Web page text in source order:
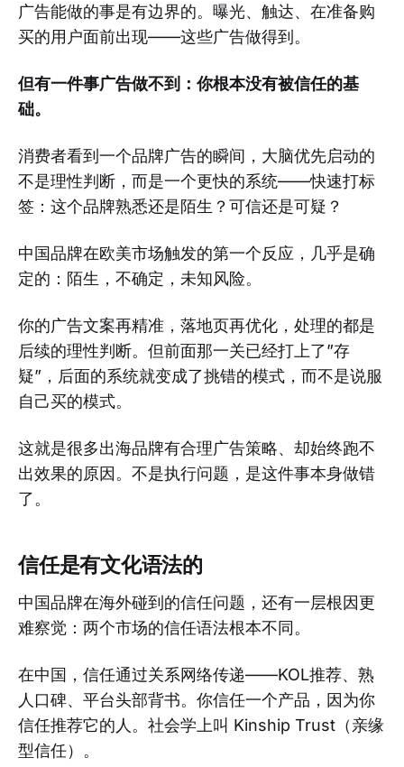
广告能做的事是有边界的。曝光、触达、在准备购
买的用户面前出现——这些广告做得到。
但有一件事广告做不到：你根本没有被信任的基
础。
消费者看到一个品牌广告的瞬间，大脑优先启动的
不是理性判断，而是一个更快的系统——快速打标
签：这个品牌熟悉还是陌生？可信还是可疑？
中国品牌在欧美市场触发的第一个反应，几乎是确
定的：陌生，不确定，未知风险。
你的广告文案再精准，落地页再优化，处理的都是
后续的理性判断。但前面那一关已经打上了”存
疑”，后面的系统就变成了挑错的模式，而不是说服
自己买的模式。
这就是很多出海品牌有合理广告策略、却始终跑不
出效果的原因。不是执行问题，是这件事本身做错
了。
信任是有文化语法的
中国品牌在海外碰到的信任问题，还有一层根因更
难察觉：两个市场的信任语法根本不同。
在中国，信任通过关系网络传递——KOL推荐、熟
人口碑、平台头部背书。你信任一个产品，因为你
信任推荐它的人。社会学上叫 Kinship Trust（亲缘
型信任）。